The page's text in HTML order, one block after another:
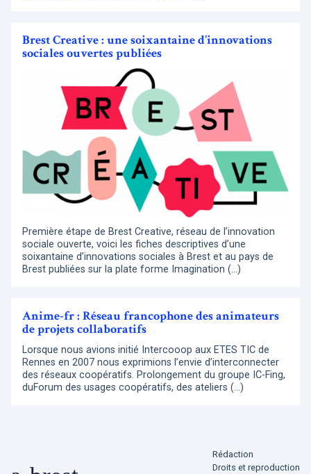
Brest Creative : une soixantaine d’innovations
sociales ouvertes publiées
Première étape de Brest Creative, réseau de l’innovation
sociale ouverte, voici les fiches descriptives d’une
soixantaine d’innovations sociales à Brest et au pays de
Brest publiées sur la plate forme Imagination (…)
Anime-fr : Réseau francophone des animateurs
de projets collaboratifs
Lorsque nous avions initié Intercooop aux ETES TIC de
Rennes en 2007 nous exprimions l’envie d’interconnecter
des réseaux coopératifs. Prolongement du groupe IC-Fing,
duForum des usages coopératifs, des ateliers (…)
Rédaction
Droits et reproduction